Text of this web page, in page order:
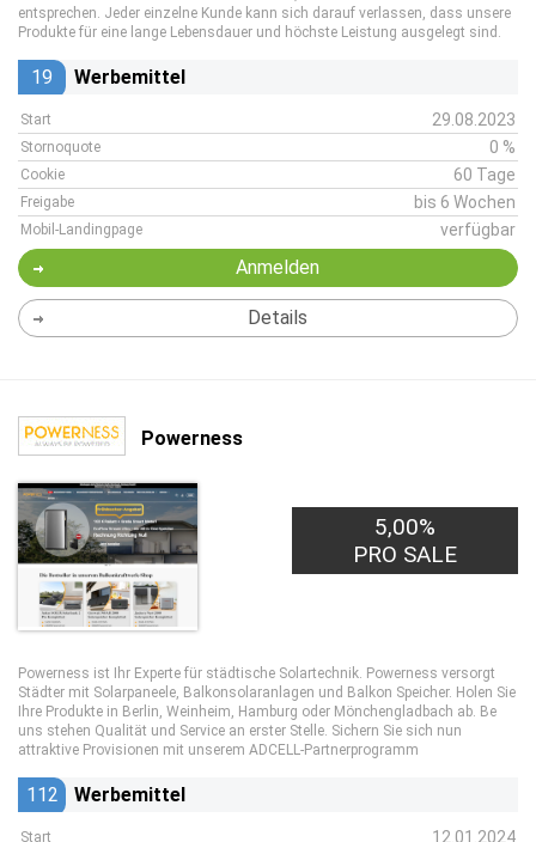
entsprechen. Jeder einzelne Kunde kann sich darauf verlassen, dass unsere
Produkte für eine lange Lebensdauer und höchste Leistung ausgelegt sind.
19 Werbemittel
Start 29.08.2023
Stornoquote 0 %
Cookie 60 Tage
Freigabe bis 6 Wochen
Mobil-Landingpage verfügbar
Anmelden
Details
Powerness
5,00%
PRO SALE
Powerness ist Ihr Experte für städtische Solartechnik. Powerness versorgt
Städter mit Solarpaneele, Balkonsolaranlagen und Balkon Speicher. Holen Sie
Ihre Produkte in Berlin, Weinheim, Hamburg oder Mönchengladbach ab. Be
uns stehen Qualität und Service an erster Stelle. Sichern Sie sich nun
attraktive Provisionen mit unserem ADCELL-Partnerprogramm
112 Werbemittel
Start 12.01.2024